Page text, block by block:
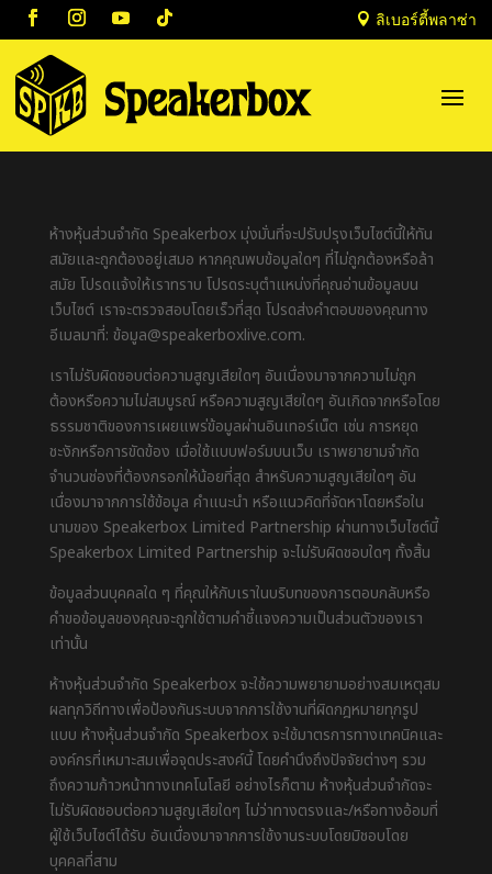
 ลิเบอร์ตี้พลาซ่า
ห้างหุ้นส่วนจำกัด Speakerbox มุ่งมั่นที่จะปรับปรุงเว็บไซต์นี้ให้ทัน
สมัยและถูกต้องอยู่เสมอ หากคุณพบข้อมูลใดๆ ที่ไม่ถูกต้องหรือล้า
สมัย โปรดแจ้งให้เราทราบ โปรดระบุตำแหน่งที่คุณอ่านข้อมูลบน
เว็บไซต์ เราจะตรวจสอบโดยเร็วที่สุด โปรดส่งคำตอบของคุณทาง
อีเมลมาที่: ข้อมูล@speakerboxlive.com.
เราไม่รับผิดชอบต่อความสูญเสียใดๆ อันเนื่องมาจากความไม่ถูก
ต้องหรือความไม่สมบูรณ์ หรือความสูญเสียใดๆ อันเกิดจากหรือโดย
ธรรมชาติของการเผยแพร่ข้อมูลผ่านอินเทอร์เน็ต เช่น การหยุด
ชะงักหรือการขัดข้อง เมื่อใช้แบบฟอร์มบนเว็บ เราพยายามจำกัด
จำนวนช่องที่ต้องกรอกให้น้อยที่สุด สำหรับความสูญเสียใดๆ อัน
เนื่องมาจากการใช้ข้อมูล คำแนะนำ หรือแนวคิดที่จัดหาโดยหรือใน
นามของ Speakerbox Limited Partnership ผ่านทางเว็บไซต์นี้
Speakerbox Limited Partnership จะไม่รับผิดชอบใดๆ ทั้งสิ้น
ข้อมูลส่วนบุคคลใด ๆ ที่คุณให้กับเราในบริบทของการตอบกลับหรือ
คำขอข้อมูลของคุณจะถูกใช้ตามคำชี้แจงความเป็นส่วนตัวของเรา
เท่านั้น
ห้างหุ้นส่วนจำกัด Speakerbox จะใช้ความพยายามอย่างสมเหตุสม
ผลทุกวิถีทางเพื่อป้องกันระบบจากการใช้งานที่ผิดกฎหมายทุกรูป
แบบ ห้างหุ้นส่วนจำกัด Speakerbox จะใช้มาตรการทางเทคนิคและ
องค์กรที่เหมาะสมเพื่อจุดประสงค์นี้ โดยคำนึงถึงปัจจัยต่างๆ รวม
ถึงความก้าวหน้าทางเทคโนโลยี อย่างไรก็ตาม ห้างหุ้นส่วนจำกัดจะ
ไม่รับผิดชอบต่อความสูญเสียใดๆ ไม่ว่าทางตรงและ/หรือทางอ้อมที่
ผู้ใช้เว็บไซต์ได้รับ อันเนื่องมาจากการใช้งานระบบโดยมิชอบโดย
บุคคลที่สาม